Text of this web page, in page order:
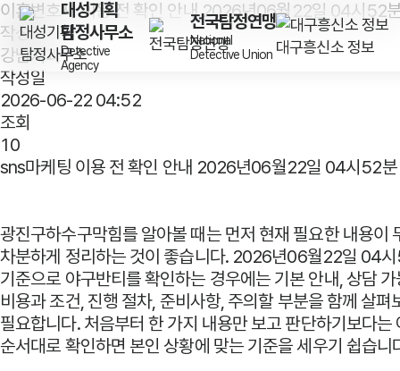
대성기획
탐정사무소
Detective
Agency
전국탐정연맹
National
Detective Union 대구흥신소 정보
이혼변호사 이용 전 확인 안내 2026년06월22일 04시52
작성자
강남치과
작성일
2026-06-22 04:52
조회
10
sns마케팅 이용 전 확인 안내 2026년06월22일 04시52분
광진구하수구막힘를 알아볼 때는 먼저 현재 필요한 내용이
차분하게 정리하는 것이 좋습니다. 2026년06월22일 04
기준으로 야구반티를 확인하는 경우에는 기본 안내, 상담
비용과 조건, 진행 절차, 준비사항, 주의할 부분을 함께 살펴
필요합니다. 처음부터 한 가지 내용만 보고 판단하기보다는
순서대로 확인하면 본인 상황에 맞는 기준을 세우기 쉽습니